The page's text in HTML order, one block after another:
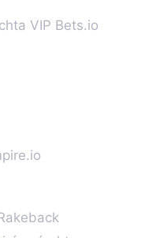
VIP Bets.io